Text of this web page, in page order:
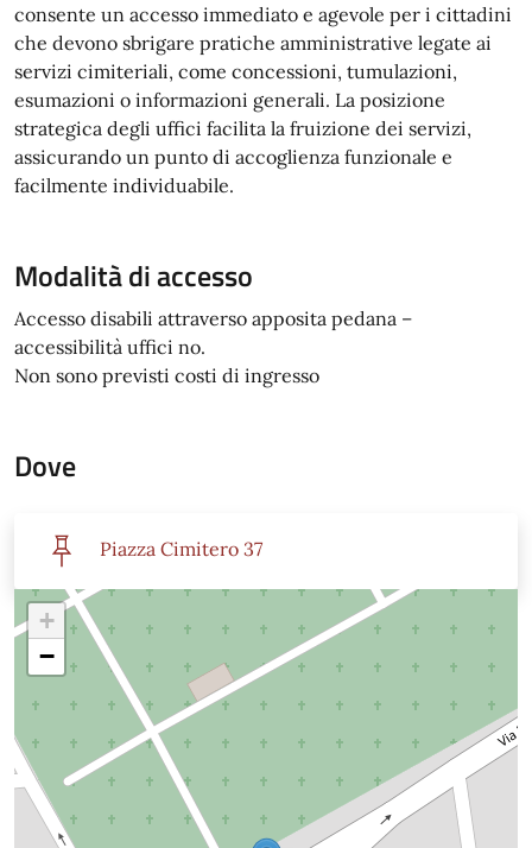
consente un accesso immediato e agevole per i cittadini
che devono sbrigare pratiche amministrative legate ai
servizi cimiteriali, come concessioni, tumulazioni,
esumazioni o informazioni generali. La posizione
strategica degli uffici facilita la fruizione dei servizi,
assicurando un punto di accoglienza funzionale e
facilmente individuabile.
Modalità di accesso
Accesso disabili attraverso apposita pedana –
accessibilità uffici no.
Non sono previsti costi di ingresso
Dove
Piazza Cimitero 37
+
−